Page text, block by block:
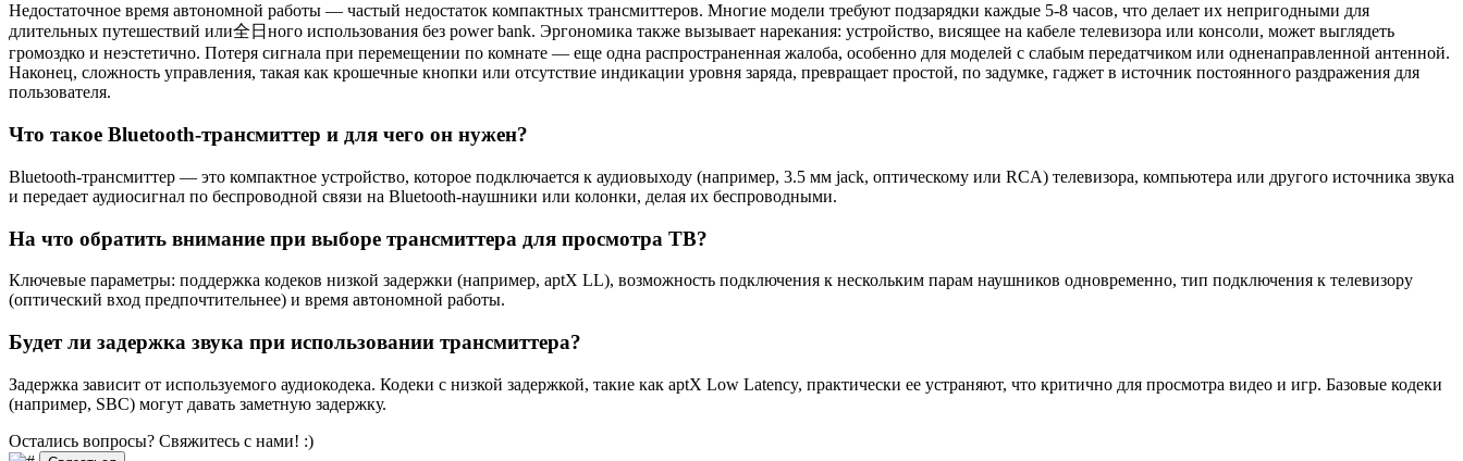
Недостаточное время автономной работы — частый недостаток компактных трансмиттеров. Многие модели требуют подзарядки каждые 5-8 часов, что делает их непригодными для
длительных путешествий или全日ного использования без power bank. Эргономика также вызывает нарекания: устройство, висящее на кабеле телевизора или консоли, может выглядеть
громоздко и неэстетично. Потеря сигнала при перемещении по комнате — еще одна распространенная жалоба, особенно для моделей с слабым передатчиком или одненаправленной антенной.
Наконец, сложность управления, такая как крошечные кнопки или отсутствие индикации уровня заряда, превращает простой, по задумке, гаджет в источник постоянного раздражения для
пользователя.
Что такое Bluetooth-трансмиттер и для чего он нужен?
Bluetooth-трансмиттер — это компактное устройство, которое подключается к аудиовыходу (например, 3.5 мм jack, оптическому или RCA) телевизора, компьютера или другого источника звука
и передает аудиосигнал по беспроводной связи на Bluetooth-наушники или колонки, делая их беспроводными.
На что обратить внимание при выборе трансмиттера для просмотра ТВ?
Ключевые параметры: поддержка кодеков низкой задержки (например, aptX LL), возможность подключения к нескольким парам наушников одновременно, тип подключения к телевизору
(оптический вход предпочтительнее) и время автономной работы.
Будет ли задержка звука при использовании трансмиттера?
Задержка зависит от используемого аудиокодека. Кодеки с низкой задержкой, такие как aptX Low Latency, практически ее устраняют, что критично для просмотра видео и игр. Базовые кодеки
(например, SBC) могут давать заметную задержку.
Остались вопросы? Свяжитесь с нами! :)